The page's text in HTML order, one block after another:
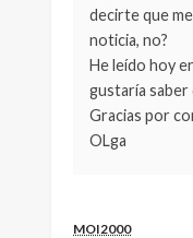
decirte que
noticia, no?
He leído hoy
gustaría saber
Gracias por
OLga
MOI2000